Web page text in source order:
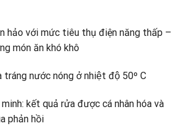
hảo với mức tiêu thụ điện năng thấp –
món ăn khó khô
nước nóng ở nhiệt độ 50º C
kết quả rửa được cá nhân hóa và
phản hồi